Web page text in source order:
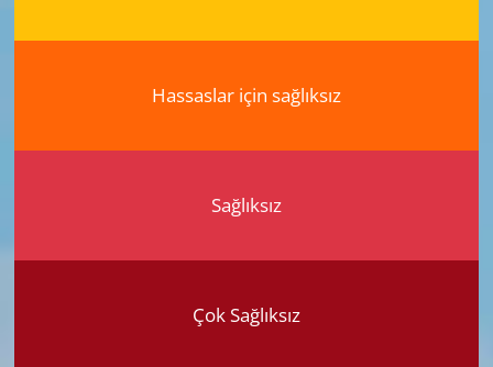
Hassaslar için sağlıksız
Sağlıksız
Çok Sağlıksız